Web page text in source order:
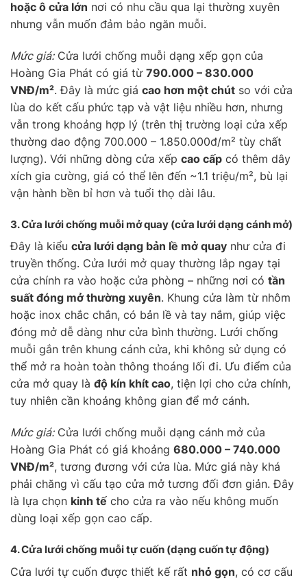
hoặc ô cửa lớn nơi có nhu cầu qua lại thường xuyên
nhưng vẫn muốn đảm bảo ngăn muỗi.
Mức giá:Cửa lưới chống muỗi dạng xếp gọn của
Hoàng Gia Phát có giá từ 790.000 – 830.000
VNĐ/m². Đây là mức giá cao hơn một chút so với cửa
lùa do kết cấu phức tạp và vật liệu nhiều hơn, nhưng
vẫn trong khoảng hợp lý (trên thị trường loại cửa xếp
thường dao động 700.000 – 1.850.000đ/m² tùy chất
lượng). Với những dòng cửa xếp cao cấp có thêm dây
xích gia cường, giá có thể lên đến ~1.1 triệu/m², bù lại
vận hành bền bỉ hơn và tuổi thọ dài lâu.
3. Cửa lưới chống muỗi mở quay (cửa lưới dạng cánh mở)
Đây là kiểu cửa lưới dạng bản lề mở quay như cửa đi
truyền thống. Cửa lưới mở quay thường lắp ngay tại
cửa chính ra vào hoặc cửa phòng – những nơi có tần
suất đóng mở thường xuyên. Khung cửa làm từ nhôm
hoặc inox chắc chắn, có bản lề và tay nắm, giúp việc
đóng mở dễ dàng như cửa bình thường. Lưới chống
muỗi gắn trên khung cánh cửa, khi không sử dụng có
thể mở ra hoàn toàn thông thoáng lối đi. Ưu điểm của
cửa mở quay là độ kín khít cao, tiện lợi cho cửa chính,
tuy nhiên cần khoảng không gian để mở cánh.
Mức giá:Cửa lưới chống muỗi dạng cánh mở của
Hoàng Gia Phát có giá khoảng 680.000 – 740.000
VNĐ/m², tương đương với cửa lùa. Mức giá này khá
phải chăng vì cấu tạo cửa mở tương đối đơn giản. Đây
là lựa chọn kinh tế cho cửa ra vào nếu không muốn
dùng loại xếp gọn cao cấp.
4. Cửa lưới chống muỗitự cuốn (dạng cuốn tự động)
Cửa lưới tự cuốn được thiết kế rất nhỏ gọn, có cơ cấu